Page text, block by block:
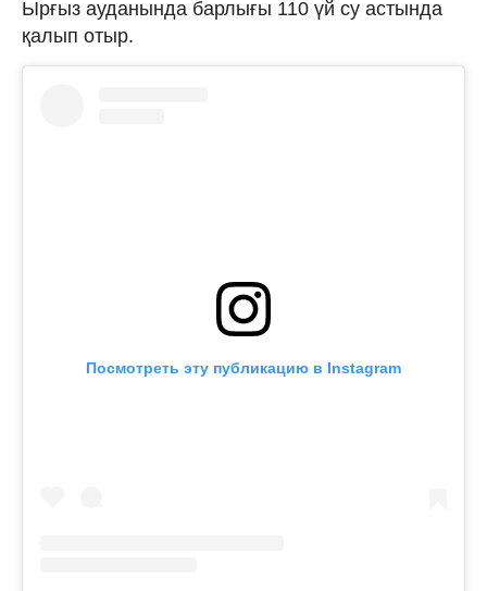
Ырғыз ауданында барлығы 110 үй су астында
қалып отыр.
Посмотреть эту публикацию в Instagram